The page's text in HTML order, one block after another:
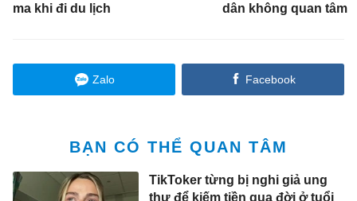
ma khi đi du lịch
dân không quan tâm
Zalo Facebook
BẠN CÓ THỂ QUAN TÂM
TikToker từng bị nghi giả ung
thư để kiếm tiền qua đời ở tuổi